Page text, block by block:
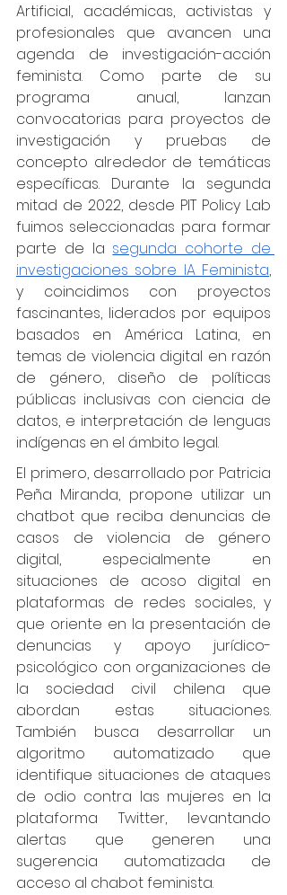
Artificial, académicas, activistas y
profesionales que avancen una
agenda de investigación-acción
feminista. Como parte de su
programa anual, lanzan
convocatorias para proyectos de
investigación y pruebas de
concepto alrededor de temáticas
específicas. Durante la segunda
mitad de 2022, desde PIT Policy Lab
fuimos seleccionadas para formar
parte de la segunda cohorte de
investigaciones sobre IA Feminista,
y coincidimos con proyectos
fascinantes, liderados por equipos
basados en América Latina, en
temas de violencia digital en razón
de género, diseño de políticas
públicas inclusivas con ciencia de
datos, e interpretación de lenguas
indígenas en el ámbito legal.
El primero, desarrollado por Patricia
Peña Miranda, propone utilizar un
chatbot que reciba denuncias de
casos de violencia de género
digital, especialmente en
situaciones de acoso digital en
plataformas de redes sociales, y
que oriente en la presentación de
denuncias y apoyo jurídico-
psicológico con organizaciones de
la sociedad civil chilena que
abordan estas situaciones.
También busca desarrollar un
algoritmo automatizado que
identifique situaciones de ataques
de odio contra las mujeres en la
plataforma Twitter, levantando
alertas que generen una
sugerencia automatizada de
acceso al chabot feminista.